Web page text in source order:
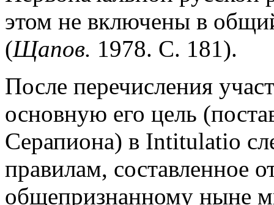
этом не включены в
(Щапов. 1978. С. 181).
После перечисления
основную его цель
Серапиона) в Intitulatio
правилам, составленное
общепризнанному ныне